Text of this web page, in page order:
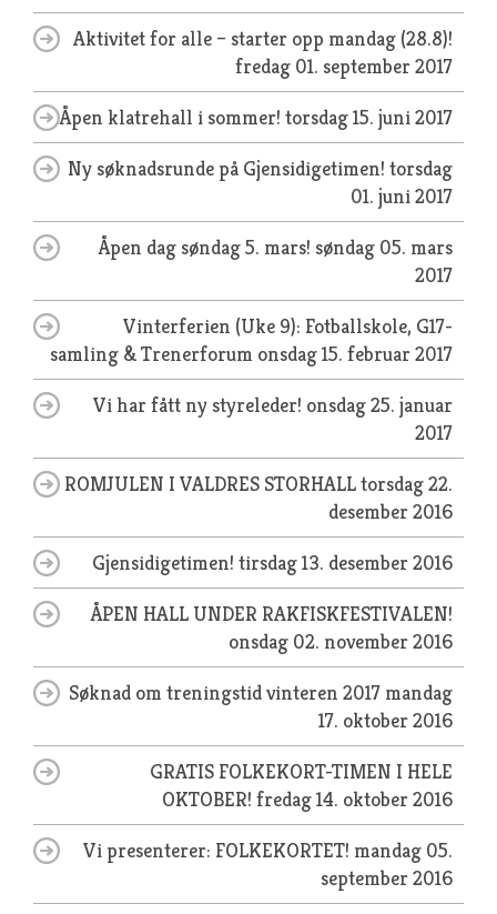
Aktivitet for alle – starter opp mandag (28.8)!
fredag 01. september 2017
Åpen klatrehall i sommer! torsdag 15. juni 2017
Ny søknadsrunde på Gjensidigetimen! torsdag
01. juni 2017
Åpen dag søndag 5. mars! søndag 05. mars
2017
Vinterferien (Uke 9): Fotballskole, G17-
samling & Trenerforum onsdag 15. februar 2017
Vi har fått ny styreleder! onsdag 25. januar
2017
ROMJULEN I VALDRES STORHALLtorsdag 22.
desember 2016
Gjensidigetimen! tirsdag 13. desember 2016
ÅPEN HALL UNDER RAKFISKFESTIVALEN!
onsdag 02. november 2016
Søknad om treningstid vinteren 2017 mandag
17. oktober 2016
GRATIS FOLKEKORT-TIMEN I HELE
OKTOBER! fredag 14. oktober 2016
Vi presenterer: FOLKEKORTET! mandag 05.
september 2016